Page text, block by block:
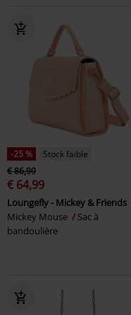
-25 %
Stock faible
€ 86,99
€ 64,99
Loungefly - Mickey & Friends
Mickey Mouse
Sac à
bandoulière